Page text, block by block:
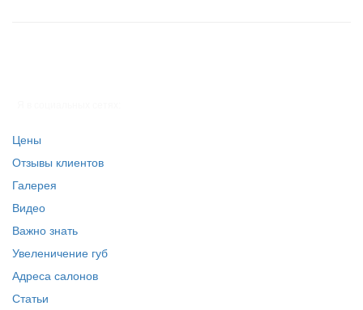
Цены
Отзывы клиентов
Галерея
Видео
Важно знать
Увеленичение губ
Адреса салонов
Статьи